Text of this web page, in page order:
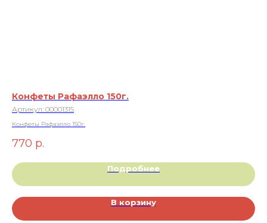
Конфеты Рафаэлло 150г.
Артикул: 00001315
Конфеты Рафаэлло 150г.
770 р.
Подробнее
В корзину